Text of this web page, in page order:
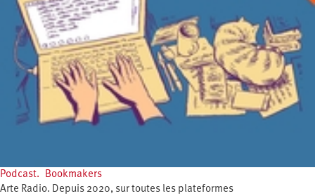
Podcast. Bookmakers
Arte Radio. Depuis 2020, sur toutes les plateformes